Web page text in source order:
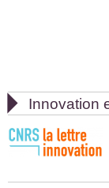
 Innovation